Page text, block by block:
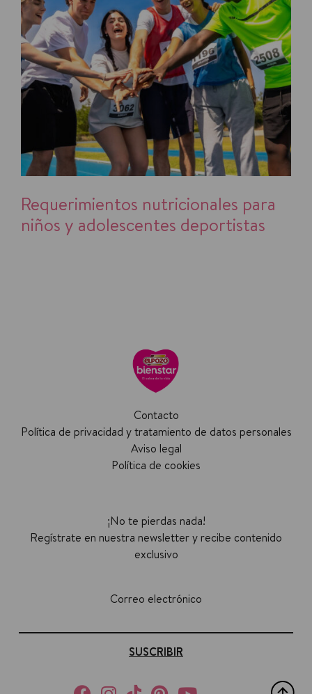
Requerimientos nutricionales para
niños y adolescentes deportistas
Contacto
Política de privacidad y tratamiento de datos personales
Aviso legal
Política de cookies
¡No te pierdas nada!
Regístrate en nuestra newsletter y recibe contenido
exclusivo
Correo electrónico
SUSCRIBIR